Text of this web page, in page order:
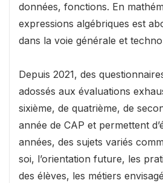
données, fonctions. En
expressions algébriques est
dans la voie générale et
Depuis 2021, des
adossés aux évaluations
sixième, de quatrième, de
année de CAP et permettent
années, des sujets variés
soi, l’orientation future, les
des élèves, les métiers